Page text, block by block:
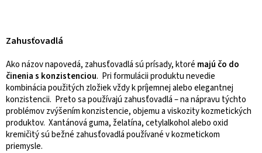
Zahusťovadlá
Ako názov napovedá, zahusťovadlá sú prísady, ktoré majú čo do
činenia s konzistenciou. Pri formulácii produktu nevedie
kombinácia použitých zložiek vždy k príjemnej alebo elegantnej
konzistencii. Preto sa používajú zahusťovadlá – na nápravu týchto
problémov zvýšením konzistencie, objemu a viskozity kozmetických
produktov. Xantánová guma, želatína, cetylalkohol alebo oxid
kremičitý sú bežné zahusťovadlá používané v kozmetickom
priemysle.